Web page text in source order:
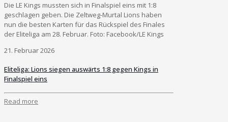
Die LE Kings mussten sich in Finalspiel eins mit 1:8
geschlagen geben. Die Zeltweg-Murtal Lions haben
nun die besten Karten für das Rückspiel des Finales
der Eliteliga am 28. Februar. Foto: Facebook/LE Kings
21. Februar 2026
Eliteliga: Lions siegen auswärts 1:8 gegen Kings in
Finalspiel eins
Read more